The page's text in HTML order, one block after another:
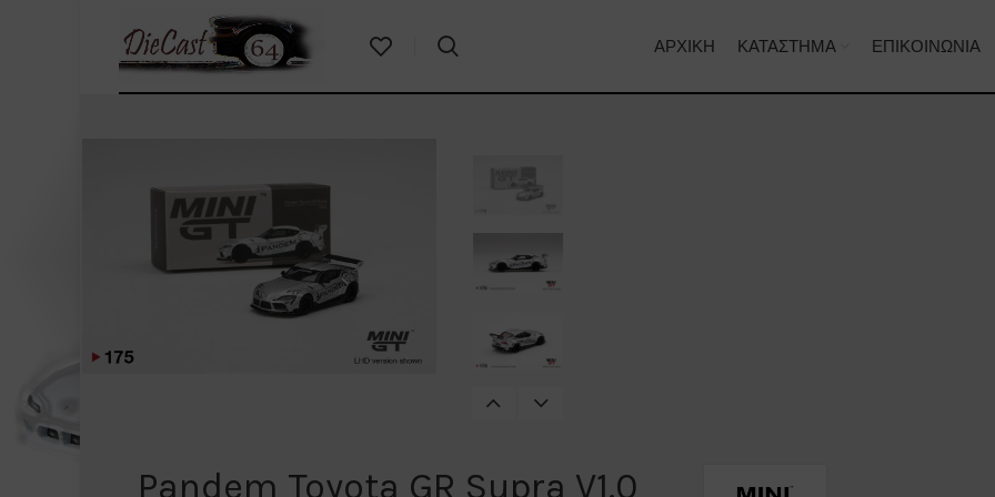
ΑΡΧΙΚΉ ΚΑΤΆΣΤΗΜΑ ΕΠΙΚΟΙΝΩΝΊΑ
Pandem Toyota GR Supra V1.0